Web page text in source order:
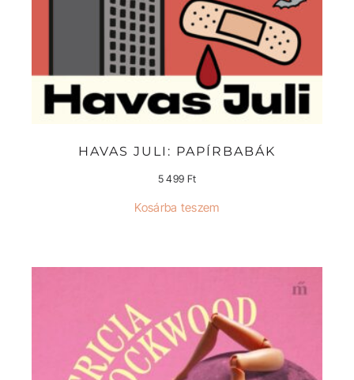
HAVAS JULI: PAPÍRBABÁK
5 499 Ft
Kosárba teszem